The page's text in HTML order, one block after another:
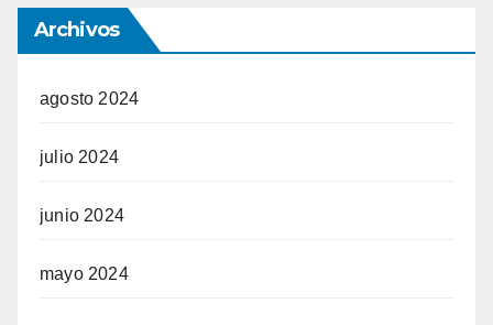
Archivos
agosto 2024
julio 2024
junio 2024
mayo 2024